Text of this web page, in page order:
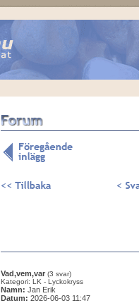
Vad,vem,var (3 svar)
Kategori: LK - Lyckokryss
Namn: Jan Erik
Datum: 2026-06-03 11:47